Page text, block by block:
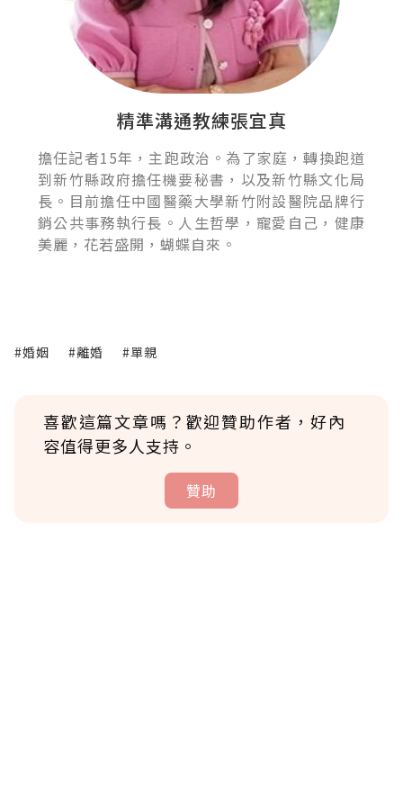
精準溝通教練張宜真
擔任記者15年，主跑政治。為了家庭，轉換跑道
到新竹縣政府擔任機要秘書，以及新竹縣文化局
長。目前擔任中國醫藥大學新竹附設醫院品牌行
銷公共事務執行長。人生哲學，寵愛自己，健康
美麗，花若盛開，蝴蝶自來。
#婚姻 #離婚 #單親
喜歡這篇文章嗎？歡迎贊助作者，好內
容值得更多人支持。
贊助